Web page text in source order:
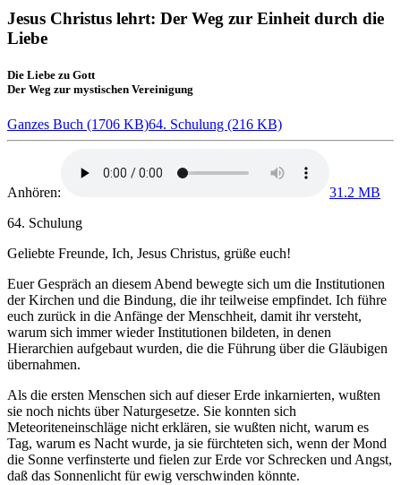
Jesus Christus lehrt: Der Weg zur Einheit durch die
Liebe
Die Liebe zu Gott
Der Weg zur mystischen Vereinigung
Ganzes Buch (1706 KB)64. Schulung (216 KB)
Anhören:
31.2 MB
64. Schulung
Geliebte Freunde, Ich, Jesus Christus, grüße euch!
Euer Gespräch an diesem Abend bewegte sich um die Institutionen
der Kirchen und die Bindung, die ihr teilweise empfindet. Ich führe
euch zurück in die Anfänge der Menschheit, damit ihr versteht,
warum sich immer wieder Institutionen bildeten, in denen
Hierarchien aufgebaut wurden, die die Führung über die Gläubigen
übernahmen.
Als die ersten Menschen sich auf dieser Erde inkarnierten, wußten
sie noch nichts über Naturgesetze. Sie konnten sich
Meteoriteneinschläge nicht erklären, sie wußten nicht, warum es
Tag, warum es Nacht wurde, ja sie fürchteten sich, wenn der Mond
die Sonne verfinsterte und fielen zur Erde vor Schrecken und Angst,
daß das Sonnenlicht für ewig verschwinden könnte.